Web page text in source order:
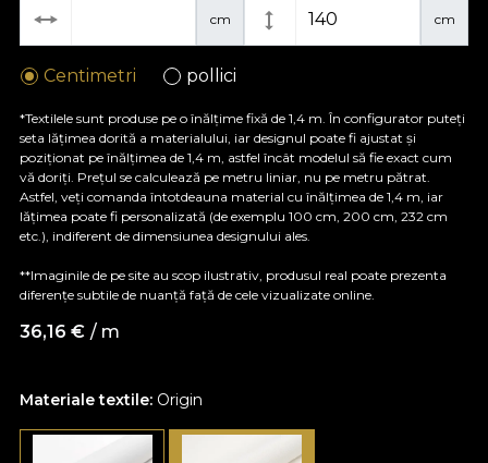
Materiale textile: Origin
cm cm
Centimetri pollici
*Textilele sunt produse pe o înălțime fixă de 1,4 m. În configurator puteți
seta lățimea dorită a materialului, iar designul poate fi ajustat și
poziționat pe înălțimea de 1,4 m, astfel încât modelul să fie exact cum
vă doriți. Prețul se calculează pe metru liniar, nu pe metru pătrat.
Astfel, veți comanda întotdeauna material cu înălțimea de 1,4 m, iar
lățimea poate fi personalizată (de exemplu 100 cm, 200 cm, 232 cm
etc.), indiferent de dimensiunea designului ales.
**Imaginile de pe site au scop ilustrativ, produsul real poate prezenta
diferențe subtile de nuanță față de cele vizualizate online.
36,16 € / m